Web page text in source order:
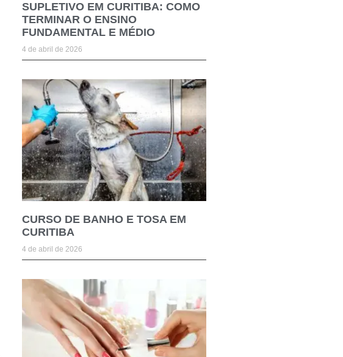
SUPLETIVO EM CURITIBA: COMO
TERMINAR O ENSINO
FUNDAMENTAL E MÉDIO
4 de abril de 2026
CURSO DE BANHO E TOSA EM
CURITIBA
4 de abril de 2026